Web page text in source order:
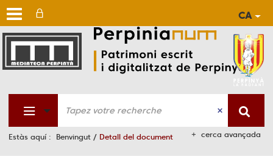
CA
Aller
au
Aller
au
Aller
à
la
cerca avançada
Estàs aquí : Benvingut / Detall del document